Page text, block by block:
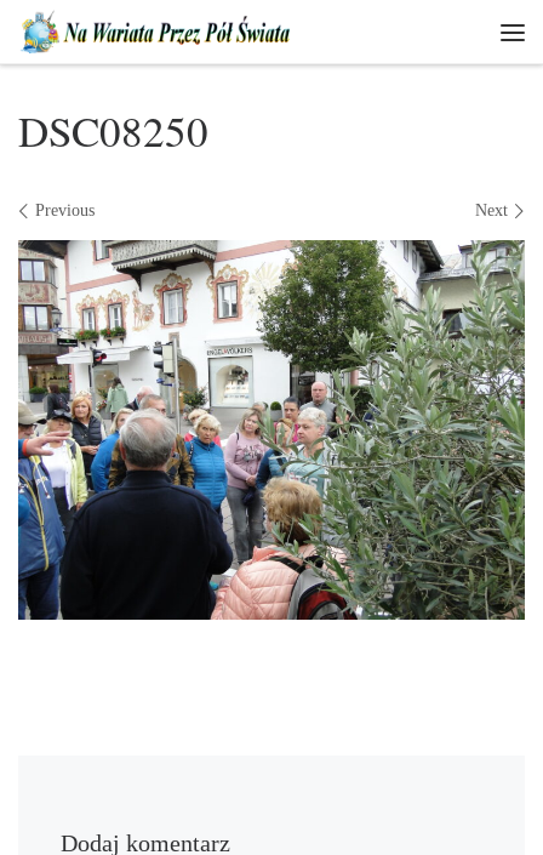
Skip to content
DSC08250
Images navigation
Previous Next
Dodaj komentarz